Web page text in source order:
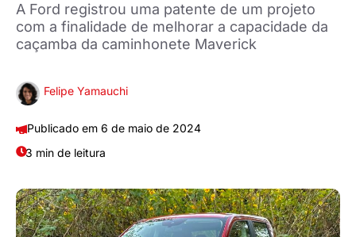
A Ford registrou uma patente de um projeto
com a finalidade de melhorar a capacidade da
caçamba da caminhonete Maverick
Felipe Yamauchi
6 de maio de 2024
3 min de leitura